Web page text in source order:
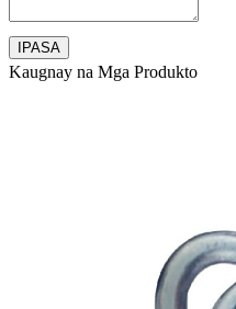
Kaugnay na Mga Produkto